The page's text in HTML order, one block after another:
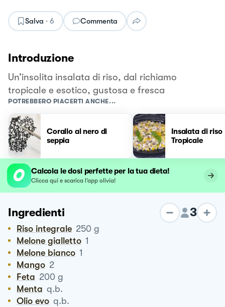
Salva · 6 Commenta
Introduzione
Un’insolita insalata di riso, dal richiamo
tropicale e esotico, gustosa e fresca
POTREBBERO PIACERTI ANCHE...
Corallo al nero di
seppia
Insalata di riso
Tropicale
Calcola le dosi perfette per la tua dieta!
Clicca qui e scarica l’app olivia!
Ingredienti 3
Riso integrale 250 g
Melone gialletto 1
Melone bianco 1
Mango 2
Feta 200 g
Menta q.b.
Olio evo q.b.